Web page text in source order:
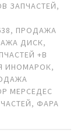
ЗАПЧАСТЕЙ,
, ПРОДАЖА
ДИСК,
+В
ИНОМАРОК,
МЕРСЕДЕС
, ФАРА